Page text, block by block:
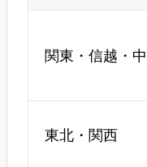
関東・信越・
東北・関西